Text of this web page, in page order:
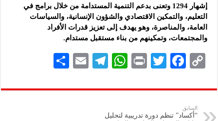
إشهار 1294 ‏وتعنى بدعم التنمية المستدامة من خلال برامج في
التعليم، والتمكين ‏الاقتصادي والشؤون الإنسانية، والسياسات
العامة، والمناصرة، وهو يهدف إلى ‏تعزيز قدرات الأفراد
والمجتمعات، وتمكينهم من بناء مستقبل مستدام.‏
C
p
y
F
eb
T
tt
P
nt
W
at
Te
gr
E
ai
ar
السابق
“أكساد” تنظم دورة تدريبية لتحليل